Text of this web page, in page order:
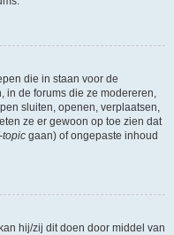
die in staan voor de
in de forums die ze modereren,
sluiten, openen, verplaatsen,
ze er gewoon op toe zien dat
topic gaan) of ongepaste inhoud
hij/zij dit doen door middel van